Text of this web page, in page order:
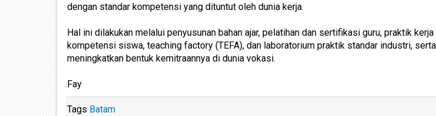
dengan standar kompetensi yang dituntut oleh dunia kerja.
Hal ini dilakukan melalui penyusunan bahan ajar, pelatihan dan sertifikasi guru, praktik
kompetensi siswa, teaching factory (TEFA), dan laboratorium praktik standar industri,
meningkatkan bentuk kemitraannya di dunia vokasi.
Fay
Tags Batam